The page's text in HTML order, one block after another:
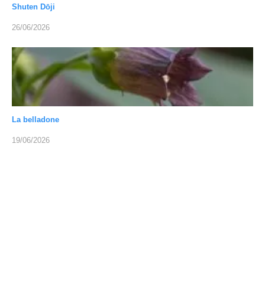
Shuten Dōji
26/06/2026
La belladone
19/06/2026